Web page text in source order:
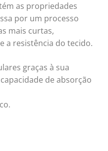
as propriedades
por um processo
mais curtas,
a resistência do tecido.
graças à sua
de absorção